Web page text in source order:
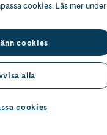
cookies. Läs mer under
cookies
alla
cookies